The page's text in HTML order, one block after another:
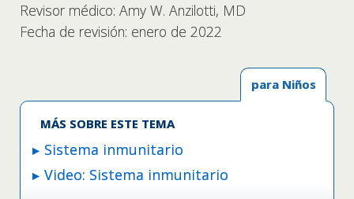
Revisor médico: Amy W. Anzilotti, MD
Fecha de revisión: enero de 2022
para Niños
MÁS SOBRE ESTE TEMA
Sistema inmunitario
Video: Sistema inmunitario